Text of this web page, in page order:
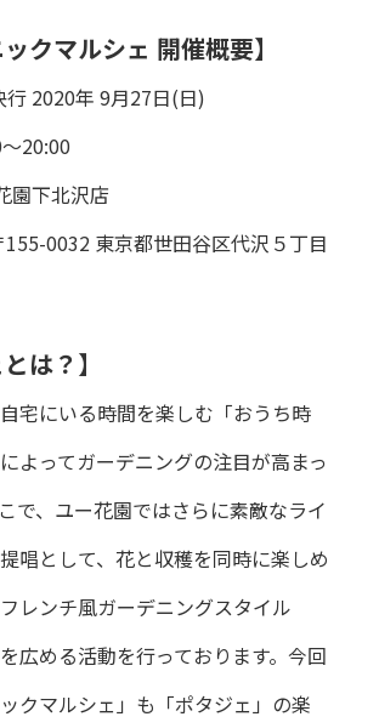
ックマルシェ 開催概要】
行 2020年 9月27日(日)
20:00
園下北沢店
155-0032 東京都世田谷区代沢５丁目
は？】
宅にいる時間を楽しむ「おうち時
よってガーデニングの注目が高まっ
で、ユー花園ではさらに素敵なライ
唱として、花と収穫を同時に楽しめ
レンチ風ガーデニングスタイル
を広める活動を行っております。今回
クマルシェ」も「ポタジェ」の楽